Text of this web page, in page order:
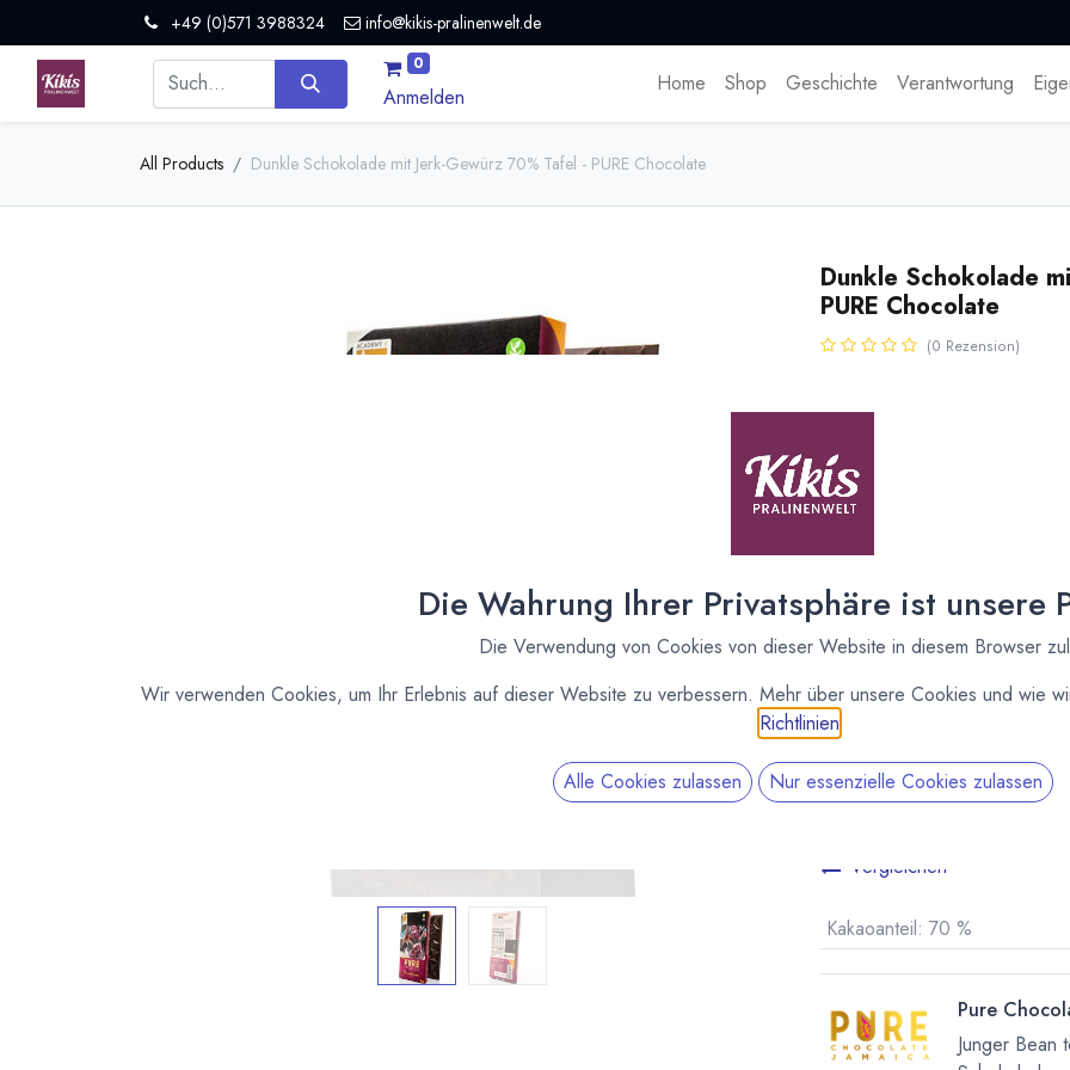
+49 (0)571 3988324 info@kikis-pralinenwelt.de
0
Anmelden
Home Shop Geschichte Verantwortung
All Products Dunkle Schokolade mit Jerk-Gewürz 70% Tafel - PURE Chocolate
Dunkle Schokolade
PURE Chocolate
(0 Rezension)
Kakao mit der Jerk
6,70
(111,67
* inkl. MwST. zzgl.
Vergleichen
Kakaoanteil: 70 %
Pure
Junger Bean
Die Wahrung Ihrer Privatsphäre ist unsere
Die Verwendung von Cookies von dieser Website in diesem Browser
Wir verwenden Cookies, um Ihr Erlebnis auf dieser Website zu verbessern. Mehr über unsere Cookies und wie
Richtlinien
Alle Cookies zulassen Nur essenzielle Cookies zulassen